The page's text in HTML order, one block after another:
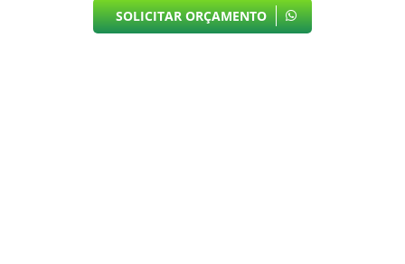
SOLICITAR ORÇAMENTO